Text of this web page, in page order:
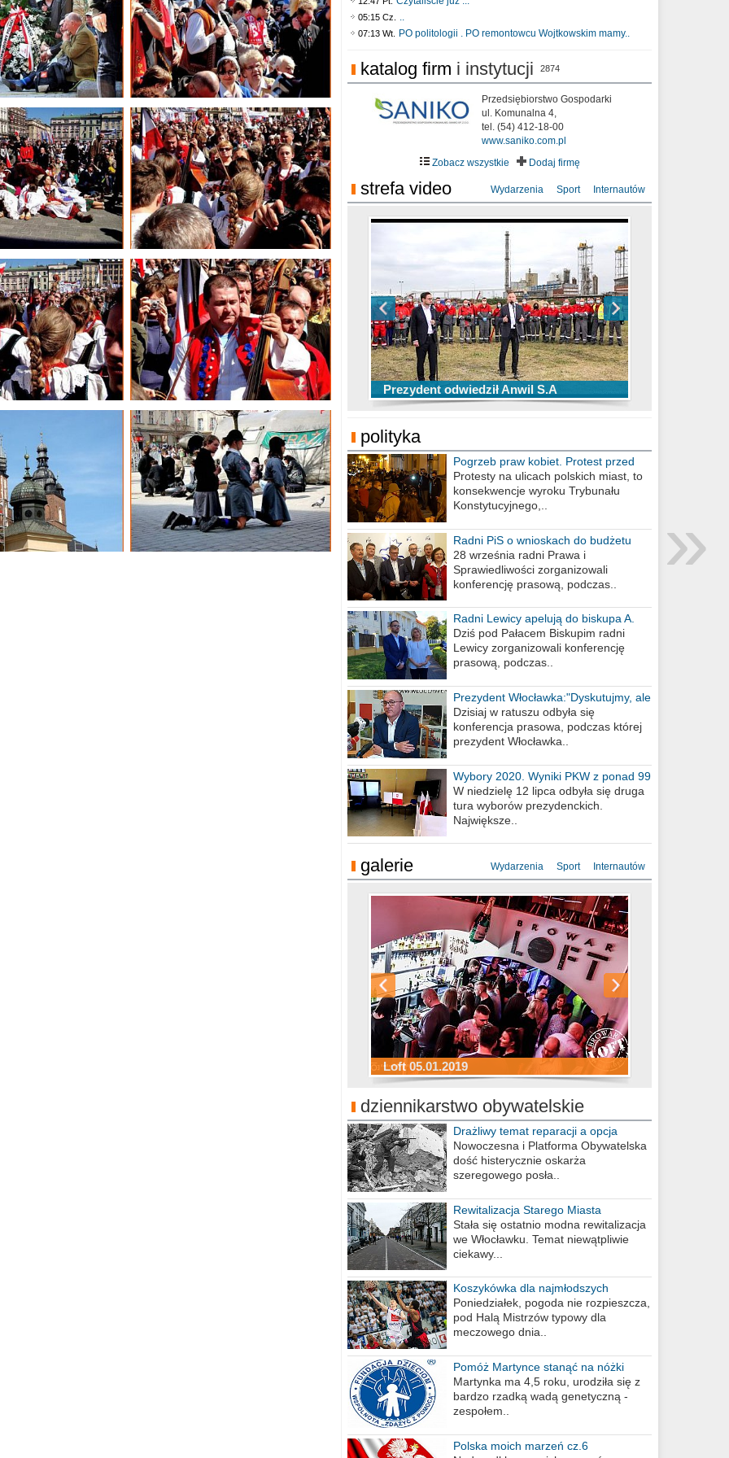
05:15 Cz. ..
07:13 Wt. PO politologii . PO remontowcu Wojtkowskim mamy..
katalog firm i instytucji 2874
Przedsiębiorstwo Gospodarki
ul. Komunalna 4,
tel. (54) 412-18-00
www.saniko.com.pl
Zobacz wszystkie
Dodaj firmę
strefa video Wydarzenia Sport Internautów
Prezydent odwiedził Anwil S.A
TOP 10 przechwytów Anwilu Włocławek
w EBL w sezonie 2019/2020
TOP 5 rzutów Anwilu Włocławek w BCL
w sezonie 2019/2020
Ni To Ponk - W oczach mamy strach
sixf33t .Last Year DRONE FOOTAGE
Włocławek
XXIII Sesja Rady Miasta Włocławek VIII
kadencji w dniu 09.06.2020 r.
polityka
Pogrzeb praw kobiet. Protest przed
biurem poselskim PiS
Protesty na ulicach polskich miast, to
konsekwencje wyroku Trybunału
Konstytucyjnego,..
Radni PiS o wnioskach do budżetu
miasta na 2021 rok
28 września radni Prawa i
Sprawiedliwości zorganizowali
konferencję prasową, podczas..
Radni Lewicy apelują do biskupa A.
Wiesława Meringa
Dziś pod Pałacem Biskupim radni
Lewicy zorganizowali konferencję
prasową, podczas..
Prezydent Włocławka:"Dyskutujmy, ale
nie obrażajmy się”
Dzisiaj w ratuszu odbyła się
konferencja prasowa, podczas której
prezydent Włocławka..
Wybory 2020. Wyniki PKW z ponad 99
procent obwodów
W niedzielę 12 lipca odbyła się druga
tura wyborów prezydenckich.
Największe..
galerie Wydarzenia Sport Internautów
Loft 05.01.2019
Sylwester Podgrodzie 31.12.2018
Sylwester Pensjonat Michelin 31.12.2018
Sylwester Hotel Młyn 31.12.2018
Sylwester Miejski 31.12.2018
Sylwester Loft 31.12.2018
dziennikarstwo obywatelskie
Drażliwy temat reparacji a opcja
berlińska
Nowoczesna i Platforma Obywatelska
dość histerycznie oskarża
szeregowego posła..
Rewitalizacja Starego Miasta
Stała się ostatnio modna rewitalizacja
we Włocławku. Temat niewątpliwie
ciekawy...
Koszykówka dla najmłodszych
Poniedziałek, pogoda nie rozpieszcza,
pod Halą Mistrzów typowy dla
meczowego dnia..
Pomóż Martynce stanąć na nóżki
Martynka ma 4,5 roku, urodziła się z
bardzo rzadką wadą genetyczną -
zespołem..
Polska moich marzeń cz.6
»